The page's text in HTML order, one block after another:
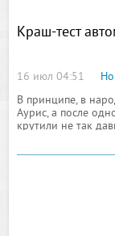
Краш-тест
16 июл 04:51
В принципе, в
Аурис, а после
крутили не так